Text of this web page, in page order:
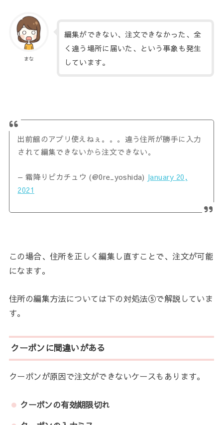
まな
編集ができない、注文できなかった、全
く違う場所に届いた、という事象も発生
しています。
出前館のアプリ使えねぇ。。。違う住所が勝手に入力
されて編集できないから注文できない。
— 霜降りピカチュウ (@0re_yoshida) January 20,
2021
この場合、住所を正しく編集し直すことで、注文が可能
になます。
住所の編集方法については下の対処法⑤で解説していま
す。
クーポンに間違いがある
クーポンが原因で注文ができないケースもあります。
クーポンの有効期限切れ